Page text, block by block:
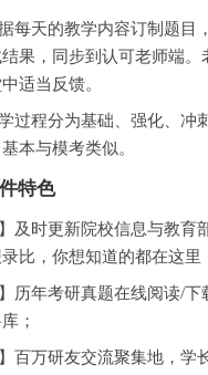
每天的教学内容订制题目
果，同步到认可老师端。
适当反馈。
过程分为基础、强化、冲
本与模考类似。
特色
】及时更新院校信息与教育
比，你想知道的都在这里
】历年考研真题在线阅读/
；
】百万研友交流聚集地，学